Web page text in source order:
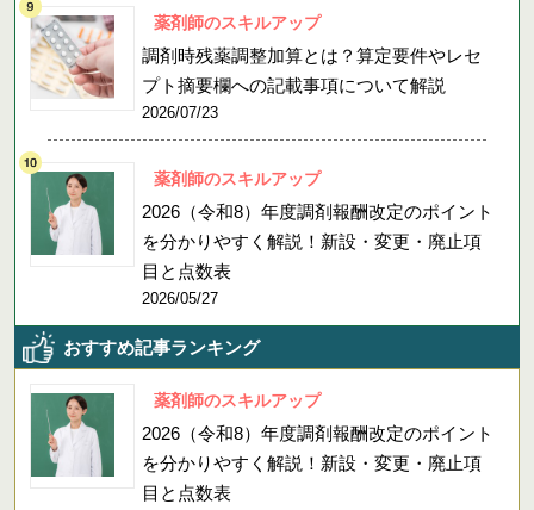
薬剤師のスキルアップ
調剤時残薬調整加算とは？算定要件やレセ
プト摘要欄への記載事項について解説
2026/07/23
薬剤師のスキルアップ
2026（令和8）年度調剤報酬改定のポイント
を分かりやすく解説！新設・変更・廃止項
目と点数表
2026/05/27
おすすめ記事ランキング
薬剤師のスキルアップ
2026（令和8）年度調剤報酬改定のポイント
を分かりやすく解説！新設・変更・廃止項
目と点数表